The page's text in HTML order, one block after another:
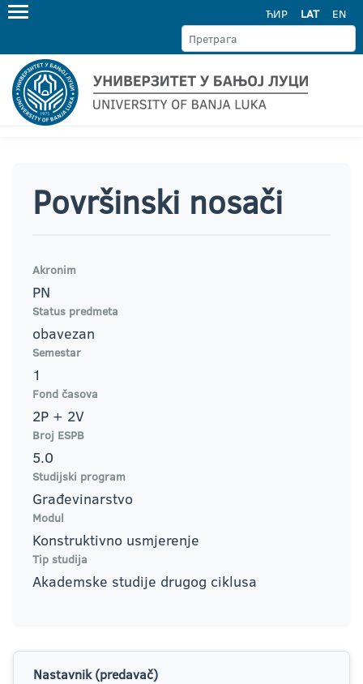
ЋИР LAT EN
Površinski nosači
Akronim
PN
Status predmeta
obavezan
Semestar
1
Fond časova
2P + 2V
Broj ESPB
5.0
Studijski program
Građevinarstvo
Modul
Konstruktivno usmjerenje
Tip studija
Akademske studije drugog ciklusa
Nastavnik (predavač)